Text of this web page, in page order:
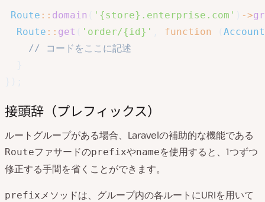
Route :: domain '{store}.enterprise.com' ->
Route :: get 'order/{id}' function
Account
// コードをここに記述
接頭辞（プレフィックス）
ルートグループがある場合、Laravelの補助的な機能である
Routeファサードのprefixやnameを使用すると、1つずつ
修正する手間を省くことができます。
prefixメソッドは、グループ内の各ルートにURIを用いて